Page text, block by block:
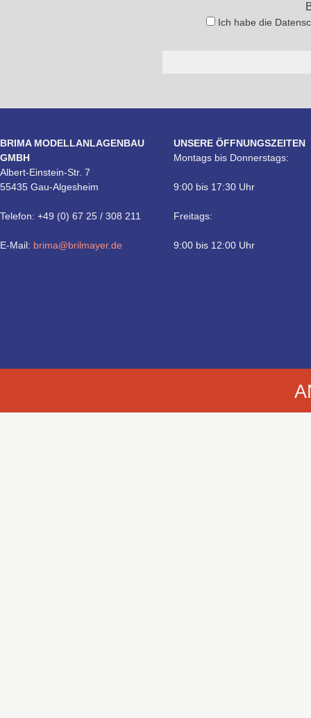
Ich habe die
BRIMA MODELLANLAGENBAU
GMBH
Albert-Einstein-Str. 7
55435 Gau-Algesheim
Telefon: +49 (0) 67 25 / 308 211
E-Mail: brima@brilmayer.de
UNSERE ÖFFNUNGSZEITEN
Montags bis Donnerstags:
9:00 bis 17:30 Uhr
Freitags:
9:00 bis 12:00 Uhr